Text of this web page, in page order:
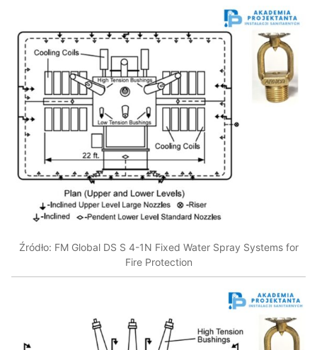
Źródło: FM Global DS S 4-1N Fixed Water Spray Systems for
Fire Protection